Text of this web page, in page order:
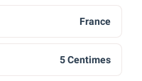
France
5 Centimes